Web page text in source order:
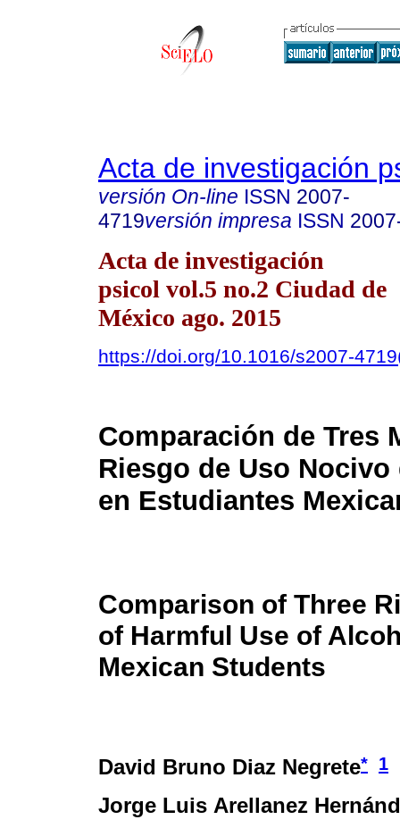
Acta de investigación
versión On-line ISSN 2007-
4719versión impresa ISSN
Acta de investigación
psicol vol.5 no.2 Ciudad de
México ago. 2015
https://doi.org/10.1016/s2007-
Comparación de Tres
Riesgo de Uso
en Estudiantes
Comparison of Three
of Harmful Use of
Mexican Students
David Bruno Diaz Negrete* 1
Jorge Luis Arellanez